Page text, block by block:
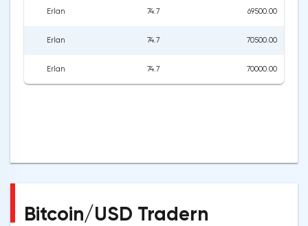
Erlan 74.7 69500.00
Erlan 74.7 70500.00
Erlan 74.7 70000.00
Bitcoin/USD Tradern